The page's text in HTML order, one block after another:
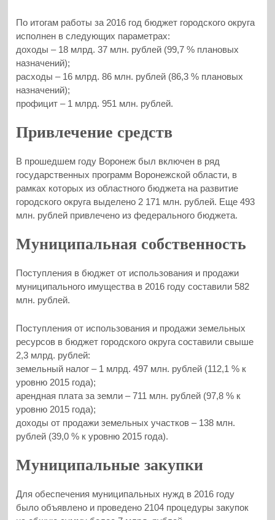
По итогам работы за 2016 год бюджет городского округа
исполнен в следующих параметрах:
доходы – 18 млрд. 37 млн. рублей (99,7 % плановых
назначений);
расходы – 16 млрд. 86 млн. рублей (86,3 % плановых
назначений);
профицит – 1 млрд. 951 млн. рублей.
Привлечение средств
В прошедшем году Воронеж был включен в ряд
государственных программ Воронежской области, в
рамках которых из областного бюджета на развитие
городского округа выделено 2 171 млн. рублей. Еще 493
млн. рублей привлечено из федерального бюджета.
Муниципальная собственность
Поступления в бюджет от использования и продажи
муниципального имущества в 2016 году составили 582
млн. рублей.
Поступления от использования и продажи земельных
ресурсов в бюджет городского округа составили свыше
2,3 млрд. рублей:
земельный налог – 1 млрд. 497 млн. рублей (112,1 % к
уровню 2015 года);
арендная плата за земли – 711 млн. рублей (97,8 % к
уровню 2015 года);
доходы от продажи земельных участков – 138 млн.
рублей (39,0 % к уровню 2015 года).
Муниципальные закупки
Для обеспечения муниципальных нужд в 2016 году
было объявлено и проведено 2104 процедуры закупок